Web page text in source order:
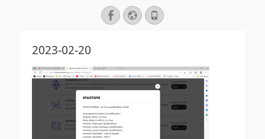
Facebook
Site
web
Tél
2023-02-20